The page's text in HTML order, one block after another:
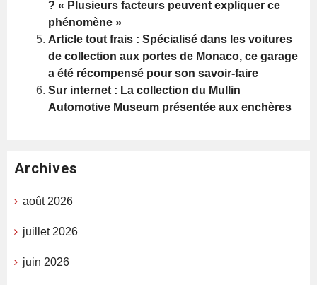
? « Plusieurs facteurs peuvent expliquer ce
phénomène »
Article tout frais : Spécialisé dans les voitures
de collection aux portes de Monaco, ce garage
a été récompensé pour son savoir-faire
Sur internet : La collection du Mullin
Automotive Museum présentée aux enchères
Archives
août 2026
juillet 2026
juin 2026